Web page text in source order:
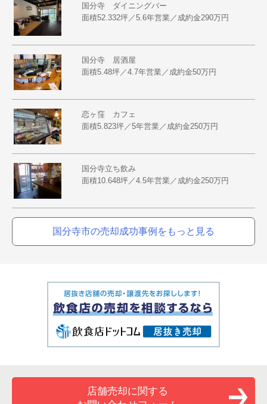
国分寺 ダイニングバー
面積52.332坪／5.6年営業／成約金290万円
国分寺 居酒屋
面積5.48坪／4.7年営業／成約金50万円
恋ヶ窪 カフェ
面積5.823坪／5年営業／成約金250万円
国分寺立ち飲み
面積10.648坪／4.5年営業／成約金250万円
国分寺市の売却成功事例をもっと見る
店舗売却に関する